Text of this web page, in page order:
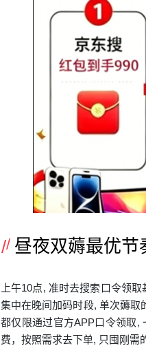
昼夜双薅最优节
上午10点, 准时去搜索口令领
集中在晚间加码时段, 单次薅取
都仅限通过官方APP口令领取,
费，按照需求去下单, 只囤刚需